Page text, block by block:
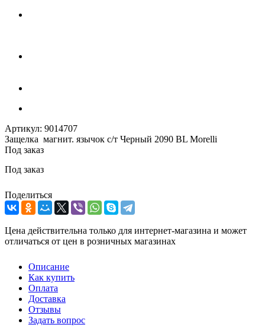
Артикул: 9014707
Защелка магнит. язычок c/т Черный 2090 BL Morelli
Под заказ
Под заказ
Поделиться
Цена действительна только для интернет-магазина и может
отличаться от цен в розничных магазинах
Описание
Как купить
Оплата
Доставка
Отзывы
Задать вопрос